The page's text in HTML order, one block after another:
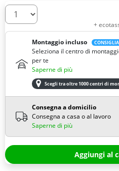
Quantità
+
Montaggio incluso
Seleziona il centro di
per te
Saperne di più
Scegli tra oltre 1000 centri di
Consegna a domicilio
Consegna a casa o al lavoro
Saperne di più
Aggiungi al